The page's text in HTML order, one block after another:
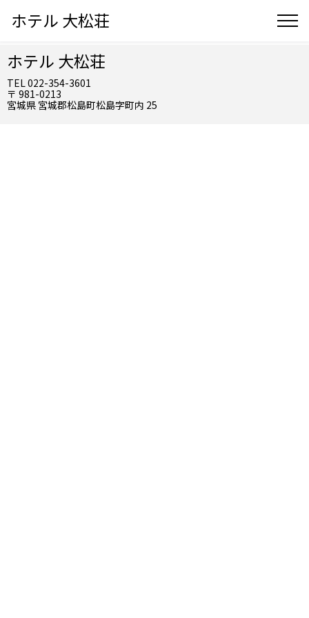
ホテル 大松荘
ホテル 大松荘
TEL 022-354-3601
〒 981-0213
宮城県 宮城郡松島町松島字町内 25